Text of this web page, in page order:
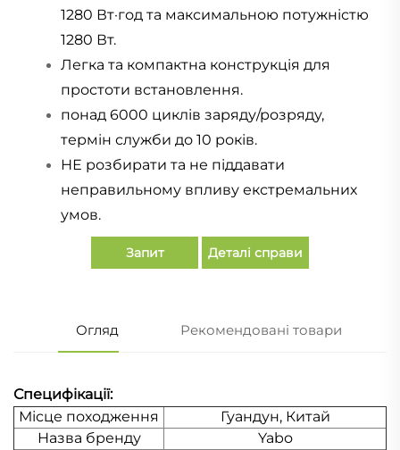
1280 Вт·год та максимальною потужністю
1280 Вт.
Легка та компактна конструкція для
простоти встановлення.
понад 6000 циклів заряду/розряду,
термін служби до 10 років.
НЕ розбирати та не піддавати
неправильному впливу екстремальних
умов.
Запит Деталі справи
Огляд Рекомендовані товари
Специфікації:
Місце походження
Гуандун, Китай
Назва бренду
Yabo